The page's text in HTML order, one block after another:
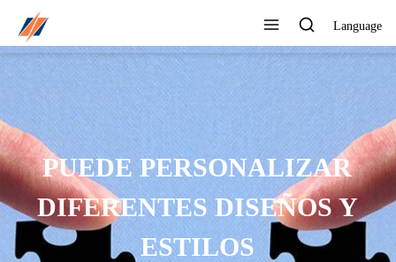
Language
PUEDE PERSONALIZAR
DIFERENTES DISEÑOS Y
ESTILOS